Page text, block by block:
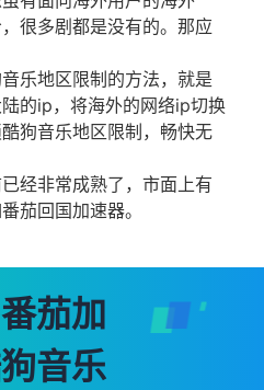
很多剧都是没有的。那应
乐地区限制的方法，就是
的ip，将海外的网络ip切换
狗音乐地区限制，畅快无
经非常成熟了，市面上有
茄回国加速器。
茄加
音乐